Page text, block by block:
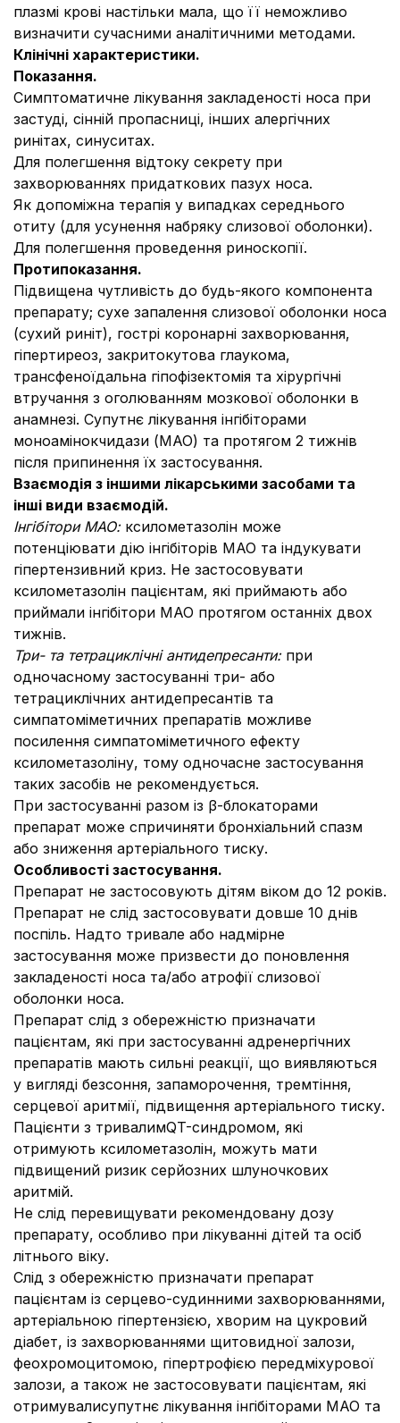
плазмі крові настільки мала, що її неможливо
визначити сучасними аналітичними методами.
Клінічні характеристики.
Показання.
Симптоматичне лікування закладеності носа при
застуді, сінній пропасниці, інших алергічних
ринітах, синуситах.
Для полегшення відтоку секрету при
захворюваннях придаткових пазух носа.
Як допоміжна терапія у випадках середнього
отиту (для усунення набряку слизової оболонки).
Для полегшення проведення риноскопії.
Протипоказання.
Підвищена чутливість до будь-якого компонента
препарату; сухе запалення слизової оболонки носа
(сухий риніт), гострі коронарні захворювання,
гіпертиреоз, закритокутова глаукома,
трансфеноїдальна гіпофізектомія та хірургічні
втручання з оголюванням мозкової оболонки в
анамнезі. Супутнє лікування інгібіторами
моноамінокчидази (МАО) та протягом 2 тижнів
після припинення їх застосування.
Взаємодія з іншими лікарськими засобами та
інші види взаємодій.
Інгібітори МАО: ксилометазолін може
потенціювати дію інгібіторів МАО та індукувати
гіпертензивний криз. Не застосовувати
ксилометазолін пацієнтам, які приймають або
приймали інгібітори МАО протягом останніх двох
тижнів.
Три- та тетрациклічні антидепресанти: при
одночасному застосуванні три- або
тетрациклічних антидепресантів та
симпатоміметичних препаратів можливе
посилення симпатоміметичного ефекту
ксилометазоліну, тому одночасне застосування
таких засобів не рекомендується.
При застосуванні разом із β-блокаторами
препарат може спричиняти бронхіальний спазм
або зниження артеріального тиску.
Особливості застосування.
Препарат не застосовують дітям віком до 12 років.
Препарат не слід застосовувати довше 10 днів
поспіль. Надто тривале або надмірне
застосування може призвести до поновлення
закладеності носа та/або атрофії слизової
оболонки носа.
Препарат слід з обережністю призначати
пацієнтам, які при застосуванні адренергічних
препаратів мають сильні реакції, що виявляються
у вигляді безсоння, запаморочення, тремтіння,
серцевої аритмії, підвищення артеріального тиску.
Пацієнти з тривалимQT-синдромом, які
отримують ксилометазолін, можуть мати
підвищений ризик серйозних шлуночкових
аритмій.
Не слід перевищувати рекомендовану дозу
препарату, особливо при лікуванні дітей та осіб
літнього віку.
Слід з обережністю призначати препарат
пацієнтам із серцево-судинними захворюваннями,
артеріальною гіпертензією, хворим на цукровий
діабет, із захворюваннями щитовидної залози,
феохромоцитомою, гіпертрофією передміхурової
залози, а також не застосовувати пацієнтам, які
отримувалисупутнє лікування інгібіторами МАО та